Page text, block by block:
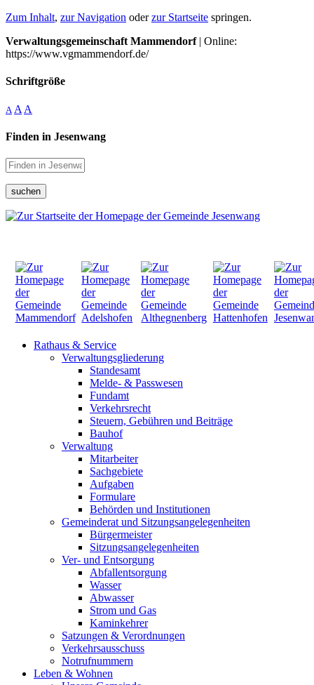
Zum Inhalt, zur Navigation oderzur Startseite springen.
Verwaltungsgemeinschaft Mammendorf| Online:
https://www.vgmammendorf.de/
Schriftgröße
A A A
Finden in Jesenwang
suchen
Rathaus & Service
Verwaltungsgliederung
Standesamt
Melde- & Passwesen
Fundamt
Verkehrsrecht
Steuern, Gebühren und Beiträge
Bauhof
Verwaltung
Mitarbeiter
Sachgebiete
Aufgaben
Formulare
Behörden und Institutionen
Gemeinderat und Sitzungsangelegenheiten
Bürgermeister
Sitzungsangelegenheiten
Ver- und Entsorgung
Abfallentsorgung
Wasser
Abwasser
Strom und Gas
Kaminkehrer
Satzungen & Verordnungen
Verkehrsausschuss
Notrufnummern
Leben & Wohnen